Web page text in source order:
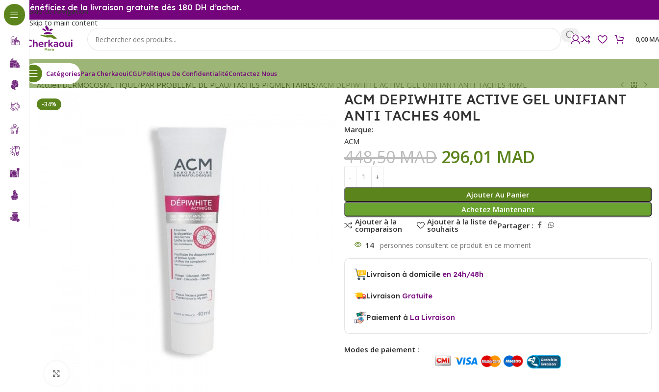
Skip to navigation
Skip to main content
Bénéficiez de la livraison gratuite dès 180 DH d’achat.
0,00
CatégoriesPara CherkaouiCGUPolitique De ConfidentialitéContactez Nous
Accueil DERMOCOSMETIQUE PAR PROBLEME DE PEAU TACHES PIGMENTAIRES ACM DEPIWHITE ACTIVE GEL UNIFIANT ANTI TACHES 40ML
-34%
ACM DEPIWHITE ACTIVE GEL UNIFIANT
ANTI TACHES 40ML
Marque:
ACM
448,50MAD 296,01 MAD
Ajouter Au Panier
Achetez Maintenant
Ajouter à la
comparaison
Ajouter à la liste de
souhaits
Partager :
14
Livraison à domicile en 24h/48h
Livraison Gratuite
Paiement à La Livraison
Modes de paiement :